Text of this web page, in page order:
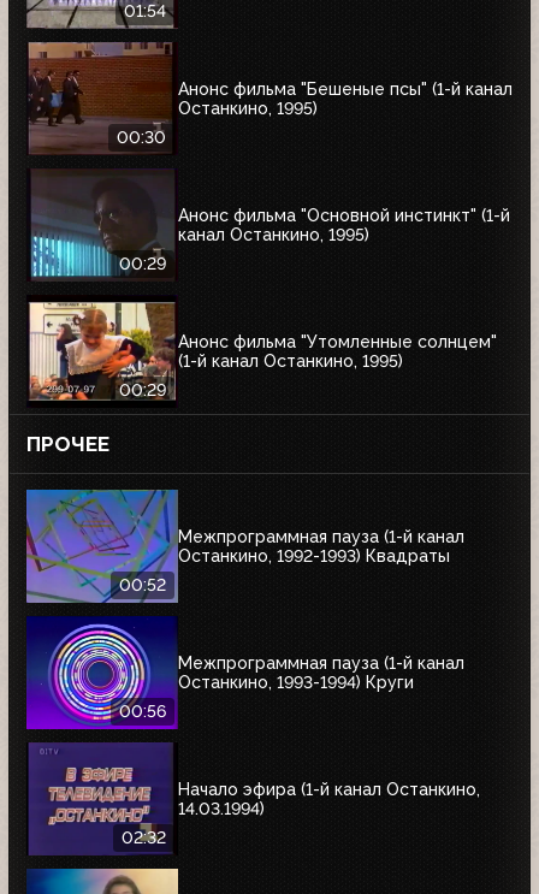
01:54
00:30
Анонс фильма "Бешеные псы" (1-й канал
Останкино, 1995)
00:29
Анонс фильма "Основной инстинкт" (1-й
канал Останкино, 1995)
00:29
Анонс фильма "Утомленные солнцем"
(1-й канал Останкино, 1995)
ПРОЧЕЕ
00:52
Межпрограммная пауза (1-й канал
Останкино, 1992-1993) Квадраты
00:56
Межпрограммная пауза (1-й канал
Останкино, 1993-1994) Круги
02:32
Начало эфира (1-й канал Останкино,
14.03.1994)